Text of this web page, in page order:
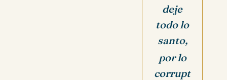
deje
todo lo
santo,
por lo
corrupt